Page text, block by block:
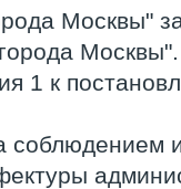
Москвы"
Москвы".
1 к
соблюдением